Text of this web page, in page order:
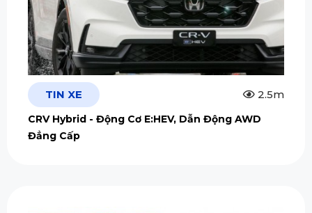
TIN XE 2.5m
CRV Hybrid - Động Cơ E:HEV, Dẫn Động AWD
Đẳng Cấp